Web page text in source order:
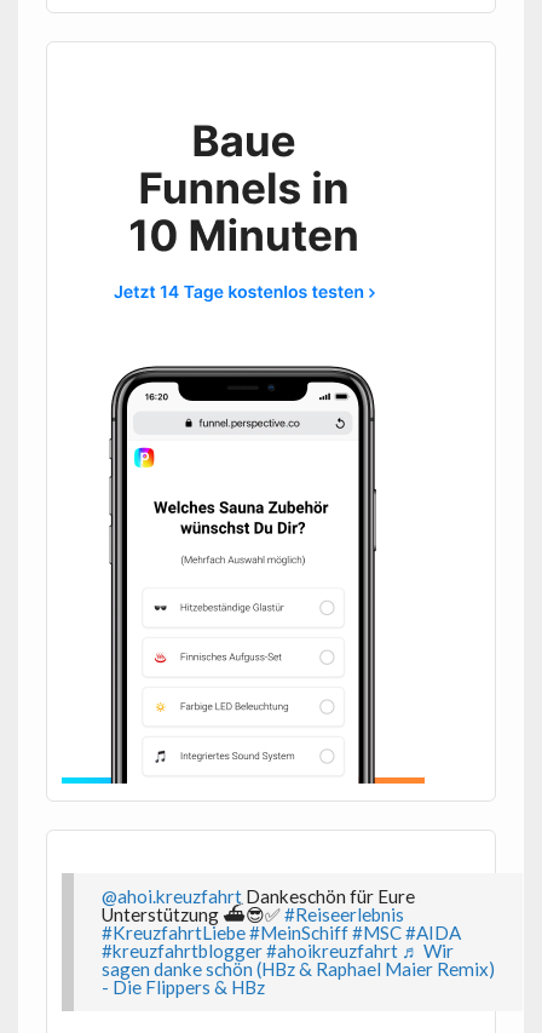
@ahoi.kreuzfahrt Dankeschön für Eure
Unterstützung ⛴️😎✅#Reiseerlebnis
#KreuzfahrtLiebe#MeinSchiff#MSC#AIDA
#kreuzfahrtblogger#ahoikreuzfahrt ♬ Wir
sagen danke schön (HBz & Raphael Maier Remix)
- Die Flippers & HBz